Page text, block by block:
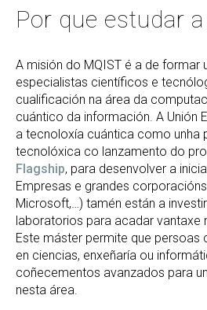
Por que estudar
A misión do MQIST é a de formar
especialistas científicos e
cualificación na área da
cuántico da información. A Unión
a tecnoloxía cuántica como unha
tecnolóxica co lanzamento do
Flagship, para desenvolver a
Empresas e grandes
Microsoft,…) tamén están a
laboratorios para acadar vantaxe
Este máster permite que persoas
en ciencias, enxeñaría ou
coñecementos avanzados para
nesta área.